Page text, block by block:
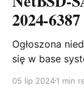
2024-
Ogłoszona
się w base
podatne. Niepodatne wersje to te skompilowane po
05 lip 20241 min